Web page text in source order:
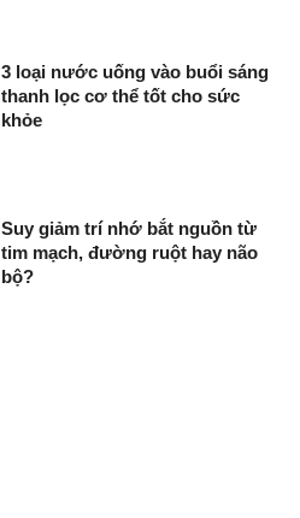
3 loại nước uống vào buổi sáng
thanh lọc cơ thể tốt cho sức
khỏe
Suy giảm trí nhớ bắt nguồn từ
tim mạch, đường ruột hay não
bộ?